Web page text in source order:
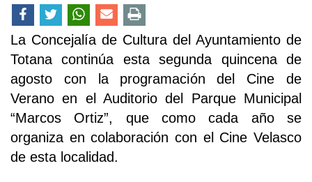
La Concejalía de Cultura del Ayuntamiento de
Totana continúa esta segunda quincena de
agosto con la programación del Cine de
Verano en el Auditorio del Parque Municipal
“Marcos Ortiz”, que como cada año se
organiza en colaboración con el Cine Velasco
de esta localidad.